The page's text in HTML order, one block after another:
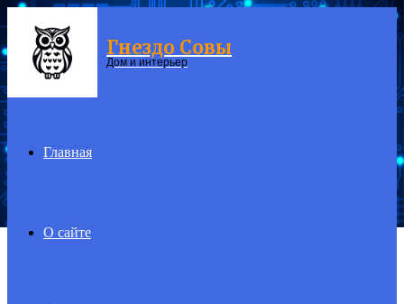
Menu Гнездо Совы
Дом и интерьер
Главная
О сайте